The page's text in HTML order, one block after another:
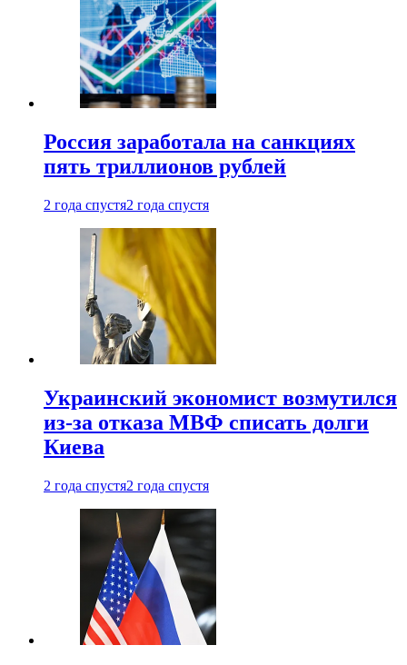
Россия заработала на санкциях
пять триллионов рублей
2 года спустя2 года спустя
Украинский экономист возмутился
из-за отказа МВФ списать долги
Киева
2 года спустя2 года спустя